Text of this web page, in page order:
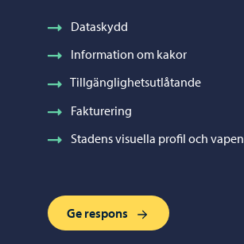
Dataskydd
Information om kakor
Tillgänglighetsutlåtande
Fakturering
Stadens visuella profil och vapen
Ge respons